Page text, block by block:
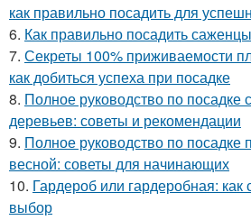
как правильно посадить для
6. Как правильно посадить
7. Секреты 100% приживаемости
как добиться успеха при посадке
8. Полное руководство по
деревьев: советы и рекомендации
9. Полное руководство по посадке
весной: советы для начинающих
10. Гардероб или гардеробная: как
выбор